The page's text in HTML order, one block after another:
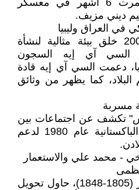
خضع لدورات تدريبية استمرت 6 أشهر في معسكر
ديني مزيف.
في العراق وليبيا
الغزو الأمريكي للعراق 2003 خلق بيئة مثالية لنشأة
آي إيه السجون
دعمت السي آي إيه قادة
2011 لتقسيم البلاد، كما يظهر من وثائق
مسربة
تكشف عن اجتماعات بين
السي آي إيه والمخابرات الباكستانية عام 1980 لدعم
- محمد علي والاستعمار
محمد علي باشا، حاكم مصر (1805-1848)، حاول تحويل